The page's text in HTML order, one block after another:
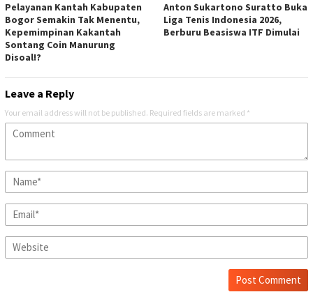
Pelayanan Kantah Kabupaten
Bogor Semakin Tak Menentu,
Kepemimpinan Kakantah
Sontang Coin Manurung
Disoal!?
Anton Sukartono Suratto Buka
Liga Tenis Indonesia 2026,
Berburu Beasiswa ITF Dimulai
Leave a Reply
Your email address will not be published. Required fields are marked *